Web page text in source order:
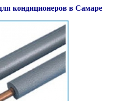
кондиционеров в Самаре